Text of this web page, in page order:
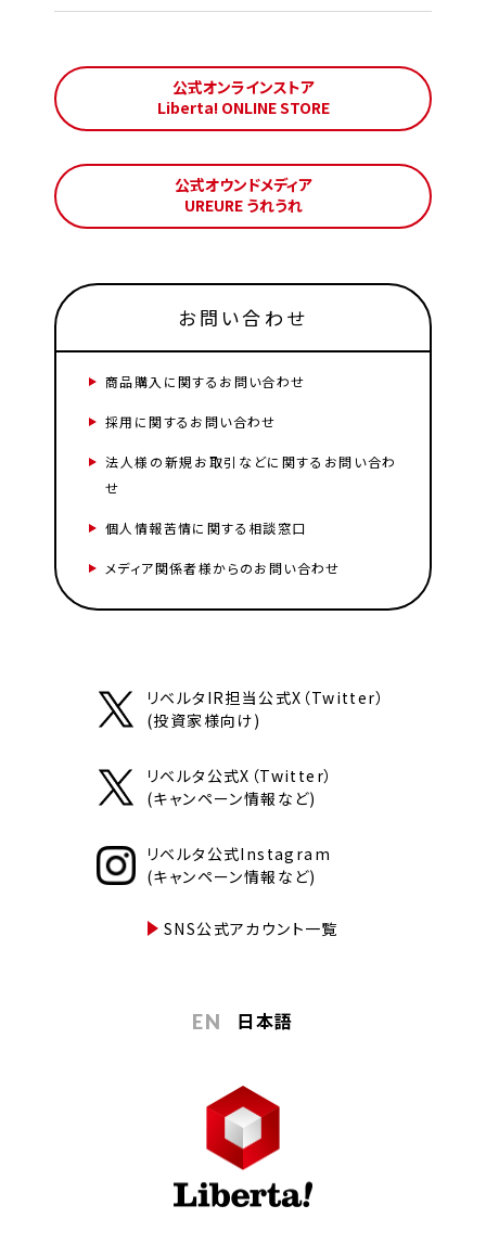
公式オンラインストア
Liberta! ONLINE STORE
公式オウンドメディア
UREURE うれうれ
お問い合わせ
商品購入に関するお問い合わせ
採用に関するお問い合わせ
法人様の新規お取引などに関するお問い合わ
せ
個人情報苦情に関する相談窓口
メディア関係者様からのお問い合わせ
リベルタIR担当公式X（Twitter）
(投資家様向け)
リベルタ公式X（Twitter）
(キャンペーン情報など)
リベルタ公式Instagram
(キャンペーン情報など)
SNS公式アカウント一覧
EN 日本語